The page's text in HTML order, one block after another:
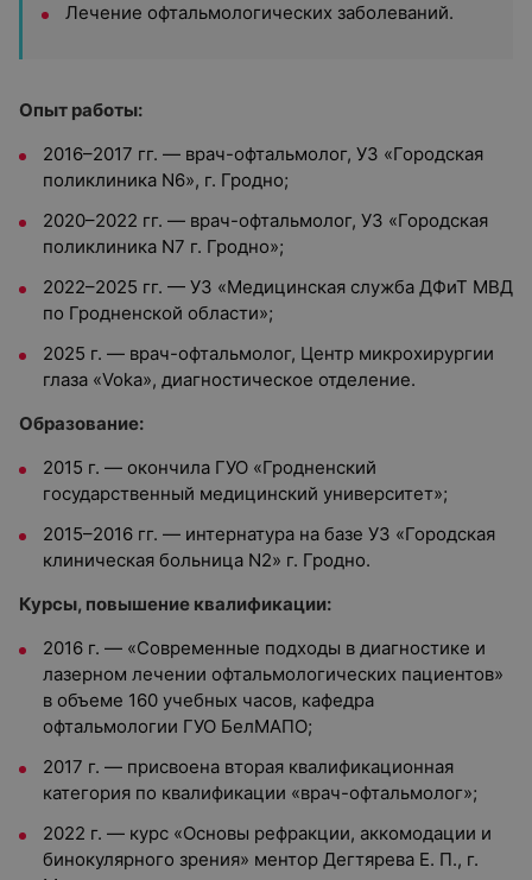
Лечение офтальмологических заболеваний.
Опыт работы:
2016–2017 гг. — врач-офтальмолог, УЗ «Городская
поликлиника N6», г. Гродно;
2020–2022 гг. — врач-офтальмолог, УЗ «Городская
поликлиника N7 г. Гродно»;
2022–2025 гг. — УЗ «Медицинская служба ДФиТ МВД
по Гродненской области»;
2025 г. — врач-офтальмолог, Центр микрохирургии
глаза «Voka», диагностическое отделение.
Образование:
2015 г. — окончила ГУО «Гродненский
государственный медицинский университет»;
2015–2016 гг. — интернатура на базе УЗ «Городская
клиническая больница N2» г. Гродно.
Курсы, повышение квалификации:
2016 г. — «Современные подходы в диагностике и
лазерном лечении офтальмологических пациентов»
в объеме 160 учебных часов, кафедра
офтальмологии ГУО БелМАПО;
2017 г. — присвоена вторая квалификационная
категория по квалификации «врач-офтальмолог»;
2022 г. — курс «Основы рефракции, аккомодации и
бинокулярного зрения» ментор Дегтярева Е. П., г.